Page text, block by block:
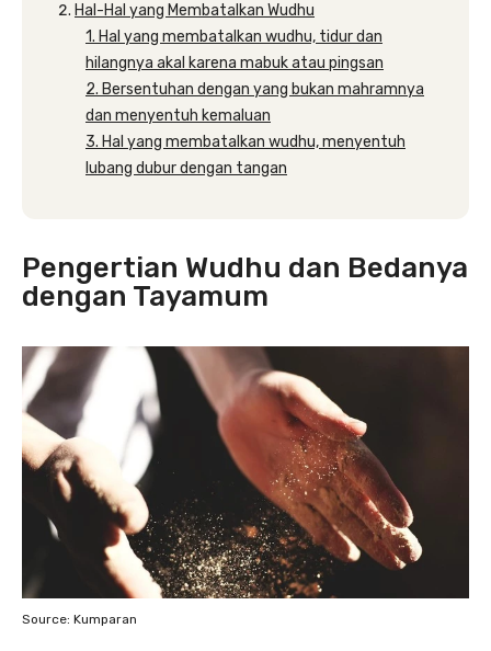
Hal-Hal yang Membatalkan Wudhu
1. Hal yang membatalkan wudhu, tidur dan
hilangnya akal karena mabuk atau pingsan
2. Bersentuhan dengan yang bukan mahramnya
dan menyentuh kemaluan
3. Hal yang membatalkan wudhu, menyentuh
lubang dubur dengan tangan
Pengertian Wudhu dan Bedanya
dengan Tayamum
Source: Kumparan